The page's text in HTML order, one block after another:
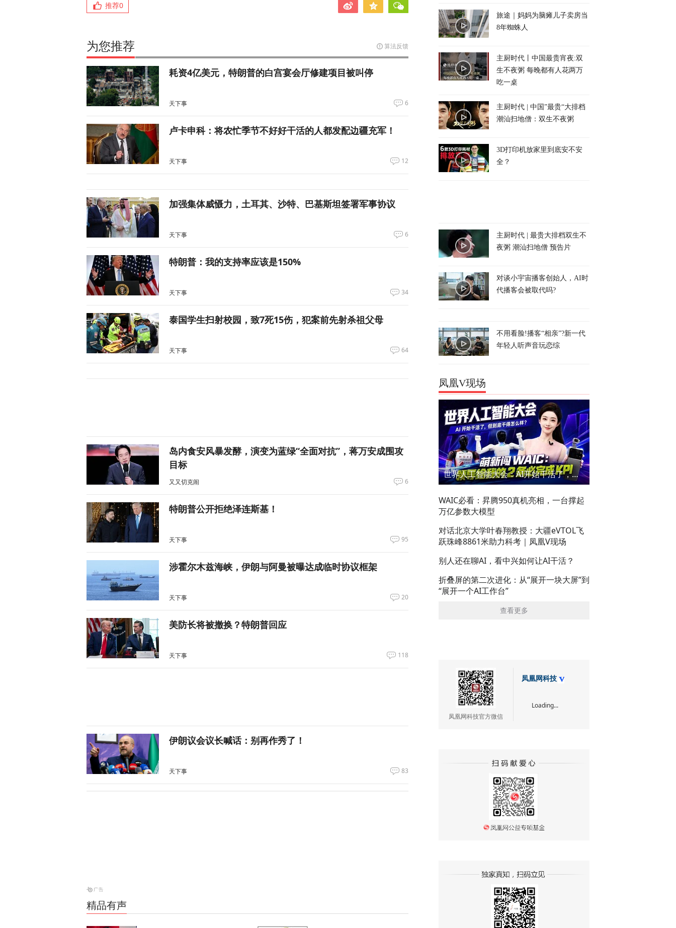
推荐0
为您推荐 算法反馈
耗资4亿美元，特朗普的白宫宴会厅修建项目被叫停
天下事 6
卢卡申科：将农忙季节不好好干活的人都发配边疆充军！
天下事 12
加强集体威慑力，土耳其、沙特、巴基斯坦签署军事协议
天下事 6
特朗普：我的支持率应该是150%
天下事 34
泰国学生扫射校园，致7死15伤，犯案前先射杀祖父母
天下事 64
岛内食安风暴发酵，演变为蓝绿“全面对抗”，蒋万安成围攻
目标
又又切克闹 6
特朗普公开拒绝泽连斯基！
天下事 95
涉霍尔木兹海峡，伊朗与阿曼被曝达成临时协议框架
天下事 20
美防长将被撤换？特朗普回应
天下事 118
伊朗议会议长喊话：别再作秀了！
天下事 83
特朗普所乘直升机遭遇飞行安全事件，现场监控画面曝光
精品有声
旅途｜妈妈为脑瘫儿子卖房当
8年蜘蛛人
主厨时代丨中国最贵宵夜:双
生不夜粥 每晚都有人花两万
吃一桌
主厨时代 | 中国”最贵“大排档
潮汕扫地僧：双生不夜粥
3D打印机放家里到底安不安
全？
主厨时代 | 最贵大排档双生不
夜粥 潮汕扫地僧 预告片
对谈小宇宙播客创始人，AI时
代播客会被取代吗?
不用看脸!播客“相亲”?新一代
年轻人听声音玩恋综
凤凰V现场
世界人工智能大会：AI开始干活了，但到底干的怎么样？萌新闯WAIC
WAIC必看：昇腾950真机亮相，一台撑起
万亿参数大模型
对话北京大学叶春翔教授：大疆eVTOL飞
跃珠峰8861米助力科考｜凤凰V现场
别人还在聊AI，看中兴如何让AI干活？
折叠屏的第二次进化：从“展开一块大屏”到
“展开一个AI工作台”
查看更多
凤凰网科技官方微信
凤凰网科技
Loading...